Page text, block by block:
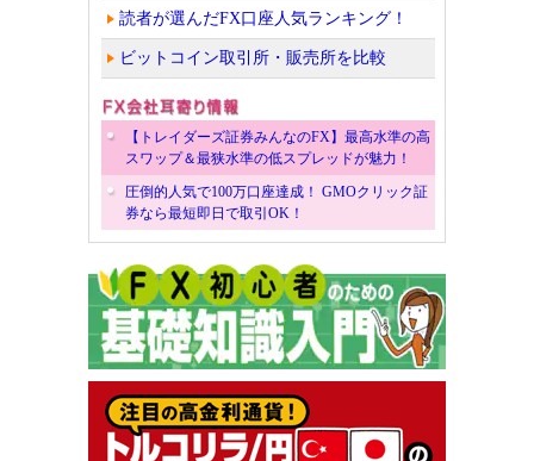
読者が選んだFX口座人気ランキング！
ビットコイン取引所・販売所を比較
【トレイダーズ証券みんなのFX】最高水準の高
スワップ＆最狭水準の低スプレッドが魅力！
圧倒的人気で100万口座達成！ GMOクリック証
券なら最短即日で取引OK！